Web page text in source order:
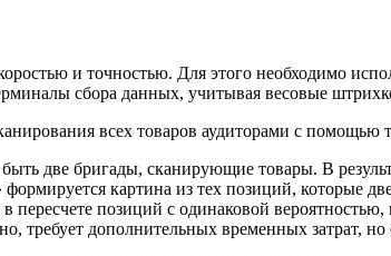
и точностью. Для этого необходимо
сбора данных, учитывая весовые
всех товаров аудиторами с помощью
две бригады, сканирующие товары. В
картина из тех позиций, которые
позиций с одинаковой
дополнительных временных затрат, но